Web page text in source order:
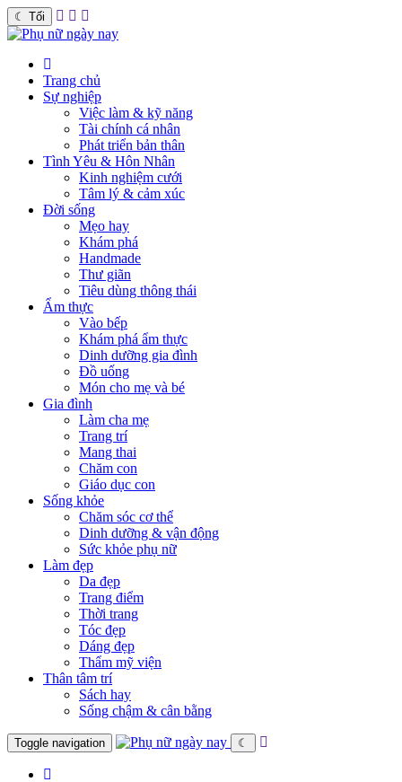
☾ Tối
Trang chủ
Sự nghiệp
Việc làm & kỹ năng
Tài chính cá nhân
Phát triển bản thân
Tình Yêu & Hôn Nhân
Kinh nghiệm cưới
Tâm lý & cảm xúc
Đời sống
Mẹo hay
Khám phá
Handmade
Thư giãn
Tiêu dùng thông thái
Ẩm thực
Vào bếp
Khám phá ẩm thực
Dinh dưỡng gia đình
Đồ uống
Món cho mẹ và bé
Gia đình
Làm cha mẹ
Trang trí
Mang thai
Chăm con
Giáo dục con
Sống khỏe
Chăm sóc cơ thể
Dinh dưỡng & vận động
Sức khỏe phụ nữ
Làm đẹp
Da đẹp
Trang điểm
Thời trang
Tóc đẹp
Dáng đẹp
Thẩm mỹ viện
Thân tâm trí
Sách hay
Sống chậm & cân bằng
Toggle navigation ☾